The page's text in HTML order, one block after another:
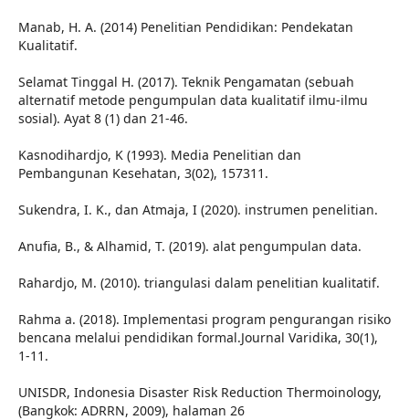
Manab, H. A. (2014) Penelitian Pendidikan: Pendekatan
Kualitatif.
Selamat Tinggal H. (2017). Teknik Pengamatan (sebuah
alternatif metode pengumpulan data kualitatif ilmu-ilmu
sosial). Ayat 8 (1) dan 21-46.
Kasnodihardjo, K (1993). Media Penelitian dan
Pembangunan Kesehatan, 3(02), 157311.
Sukendra, I. K., dan Atmaja, I (2020). instrumen penelitian.
Anufia, B., & Alhamid, T. (2019). alat pengumpulan data.
Rahardjo, M. (2010). triangulasi dalam penelitian kualitatif.
Rahma a. (2018). Implementasi program pengurangan risiko
bencana melalui pendidikan formal.Journal Varidika, 30(1),
1-11.
UNISDR, Indonesia Disaster Risk Reduction Thermoinology,
(Bangkok: ADRRN, 2009), halaman 26